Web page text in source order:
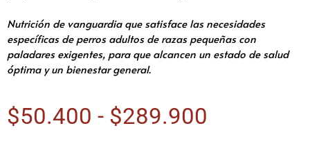
Nutrición de vanguardia que satisface las necesidades
específicas de perros adultos de razas pequeñas con
paladares exigentes, para que alcancen un estado de salud
óptima y un bienestar general.
$50.400 - $289.900